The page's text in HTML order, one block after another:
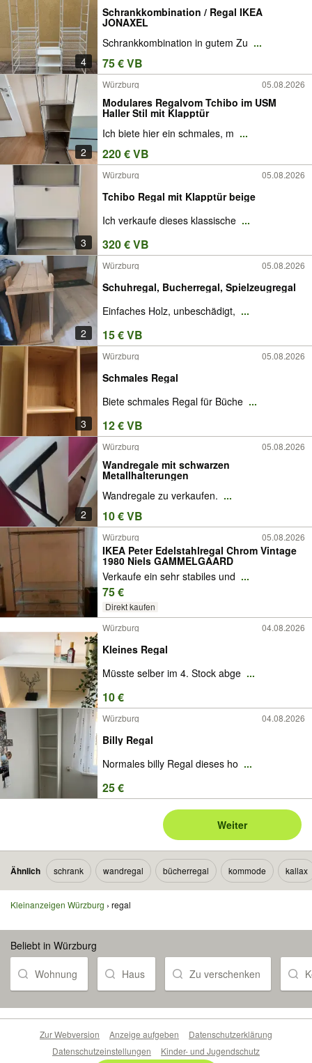
4
Schrankkombination / Regal IKEA
JONAXEL
Schrankkombination in gutem Zu ...
75 € VB
2
Würzburg 05.08.2026
Modulares Regalvom Tchibo im USM
Haller Stil mit Klapptür
Ich biete hier ein schmales, m ...
220 € VB
3
Würzburg 05.08.2026
Tchibo Regal mit Klapptür beige
Ich verkaufe dieses klassische ...
320 € VB
2
Würzburg 05.08.2026
Schuhregal, Bucherregal, Spielzeugregal
Einfaches Holz, unbeschädigt, ...
15 € VB
3
Würzburg 05.08.2026
Schmales Regal
Biete schmales Regal für Büche ...
12 € VB
2
Würzburg 05.08.2026
Wandregale mit schwarzen
Metallhalterungen
Wandregale zu verkaufen. ...
10 € VB
Würzburg 05.08.2026
IKEA Peter Edelstahlregal Chrom Vintage
1980 Niels GAMMELGAARD
Verkaufe ein sehr stabiles und ...
75 €
Direkt kaufen
Würzburg
04.08.2026
Kleines Regal
Müsste selber im 4. Stock abge ...
10 €
Würzburg 04.08.2026
Billy Regal
Normales billy Regal dieses ho ...
25 €
Weiter
Ähnlich schrank wandregal bücherregal kommode kallax
Kleinanzeigen Würzburg regal
Beliebt in Würzburg
Wohnung Haus Zu verschenken
Zur Webversion Anzeige aufgeben
Datenschutzerklärung
Datenschutzeinstellungen
Kinder- und Jugendschutz